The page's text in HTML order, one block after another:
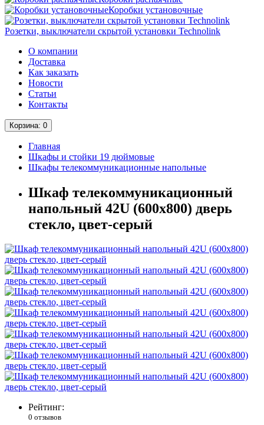
Коробки установочные
Розетки, выключатели скрытой установки Technolink
О компании
Доставка
Как заказать
Новости
Статьи
Контакты
Корзина: 0
Главная
Шкафы и стойки 19 дюймовые
Шкафы телекоммуникационные напольные
Шкаф телекоммуникационный
напольный 42U (600x800) дверь
стекло, цвет-серый
Рейтинг:
0 отзывов